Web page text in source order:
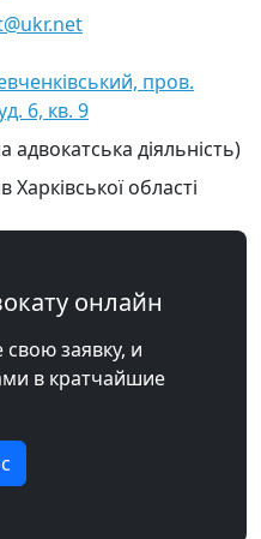
пров.
6, кв. 9
адвокатська діяльність)
Харківської області
онлайн
заявку, и
в кратчайшие